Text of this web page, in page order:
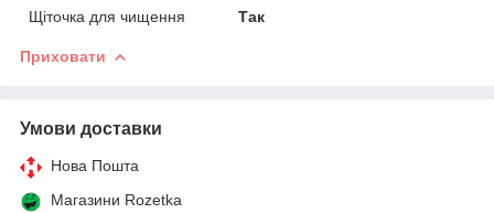
Щіточка для чищення
Так
Приховати
Умови доставки
Нова Пошта
Магазини Rozetka